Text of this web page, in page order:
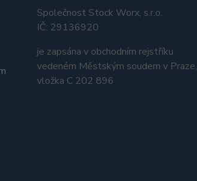
Společnost Stock Worx, s.r.o.
IČ: 29136920
je zapsána v obchodním rejstříku
vedeném Městským soudem v Praze,
vložka C 202 896